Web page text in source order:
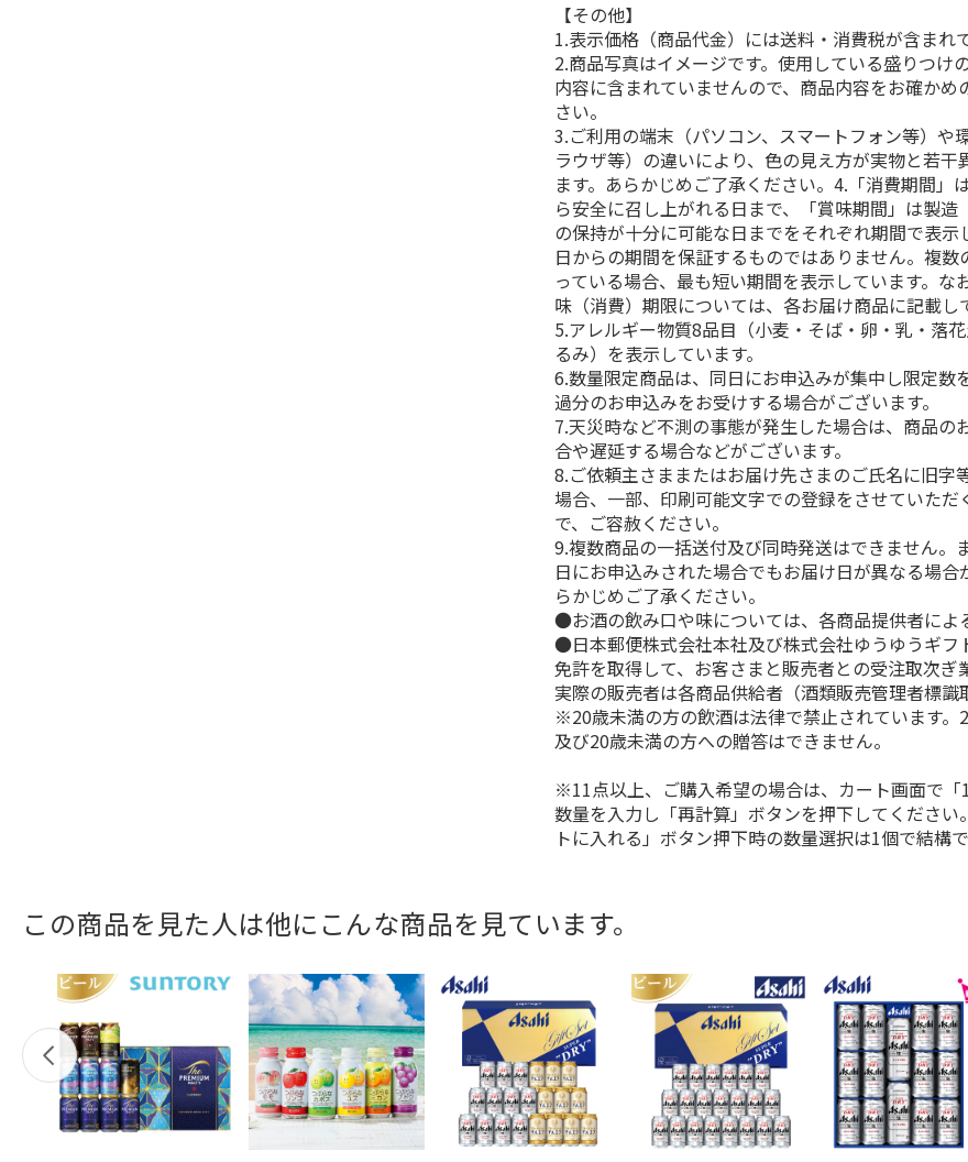
【その他】
1.表示価格（商品代金）には送料・消費税が含まれ
2.商品写真はイメージです。使用している盛りつけ
内容に含まれていませんので、商品内容をお確かめ
さい。
3.ご利用の端末（パソコン、スマートフォン等）や
ラウザ等）の違いにより、色の見え方が実物と若干
ます。あらかじめご了承ください。4.「消費期間」
ら安全に召し上がれる日まで、「賞味期間」は製造
の保持が十分に可能な日までをそれぞれ期間で表示
日からの期間を保証するものではありません。複数
っている場合、最も短い期間を表示しています。な
味（消費）期限については、各お届け商品に記載し
5.アレルギー物質8品目（小麦・そば・卵・乳・落
るみ）を表示しています。
6.数量限定商品は、同日にお申込みが集中し限定数
過分のお申込みをお受けする場合がございます。
7.天災時など不測の事態が発生した場合は、商品の
合や遅延する場合などがございます。
8.ご依頼主さままたはお届け先さまのご氏名に旧字
場合、一部、印刷可能文字での登録をさせていただ
で、ご容赦ください。
9.複数商品の一括送付及び同時発送はできません。
日にお申込みされた場合でもお届け日が異なる場合
らかじめご了承ください。
●お酒の飲み口や味については、各商品提供者によ
●日本郵便株式会社本社及び株式会社ゆうゆうギフ
免許を取得して、お客さまと販売者との受注取次ぎ
実際の販売者は各商品供給者（酒類販売管理者標識
※20歳未満の方の飲酒は法律で禁止されています。
及び20歳未満の方への贈答はできません。
※11点以上、ご購入希望の場合は、カート画面で
数量を入力し「再計算」ボタンを押下してください
トに入れる」ボタン押下時の数量選択は1個で結構で
この商品を見た人は他にこんな商品を見ています。